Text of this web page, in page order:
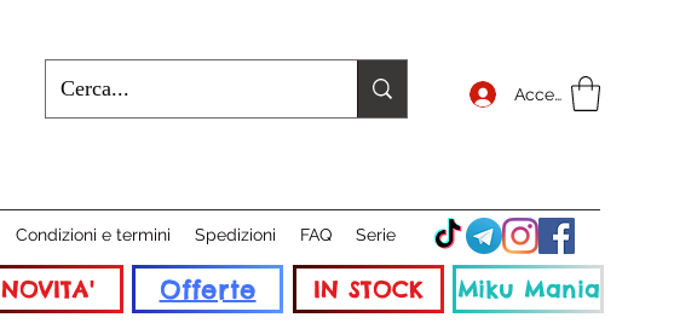
Accedi
Condizioni e termini Spedizioni FAQ Serie
NOVITA' Offerte IN STOCK Miku Mania